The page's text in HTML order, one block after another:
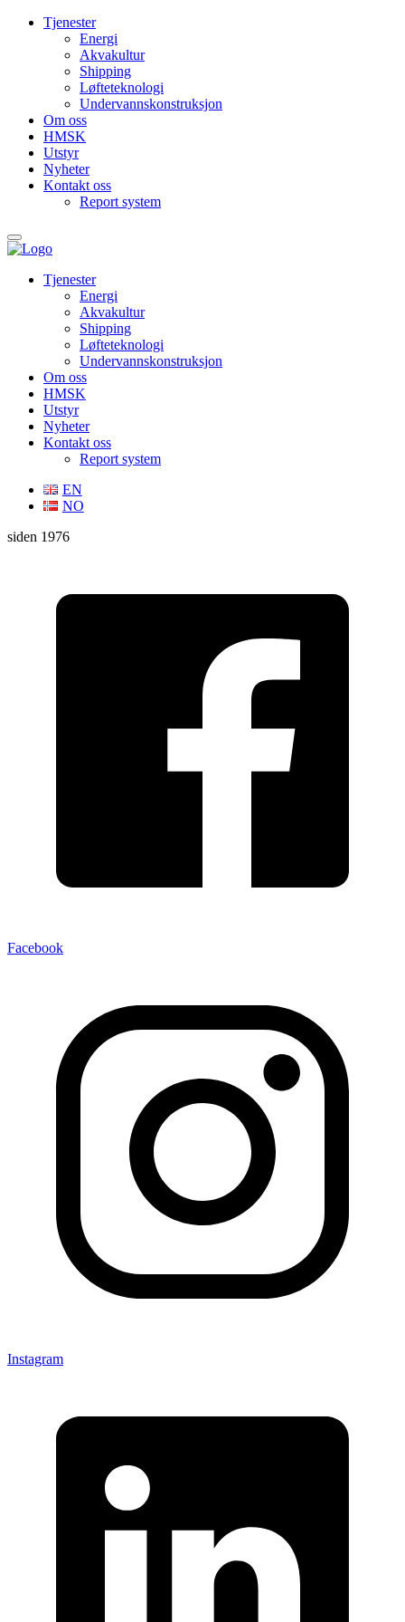
Tjenester
Energi
Akvakultur
Shipping
Løfteteknologi
Undervanns­konstruksjon
Om oss
HMSK
Utstyr
Nyheter
Kontakt oss
Report system
Tjenester
Energi
Akvakultur
Shipping
Løfteteknologi
Undervanns­konstruksjon
Om oss
HMSK
Utstyr
Nyheter
Kontakt oss
Report system
EN
NO
siden 1976
Facebook
Instagram